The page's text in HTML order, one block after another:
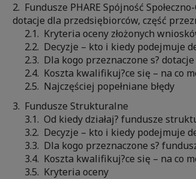
2. Fundusze PHARE Spójność
dotacje dla przedsiębiorców, część
2.1. Kryteria oceny złożonych
2.2. Decyzje – kto i kiedy podejmuje
2.3. Dla kogo przeznaczone s? dotacje
2.4. Koszta kwalifikuj?ce się – na co
2.5. Najczęściej popełniane błędy
3. Fundusze Strukturalne
3.1. Od kiedy działaj? fundusze
3.2. Decyzje – kto i kiedy podejmuje
3.3. Dla kogo przeznaczone s?
3.4. Koszta kwalifikuj?ce się – na co
3.5. Kryteria oceny